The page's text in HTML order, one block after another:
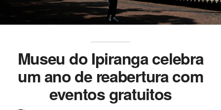
Museu do Ipiranga celebra
um ano de reabertura com
eventos gratuitos